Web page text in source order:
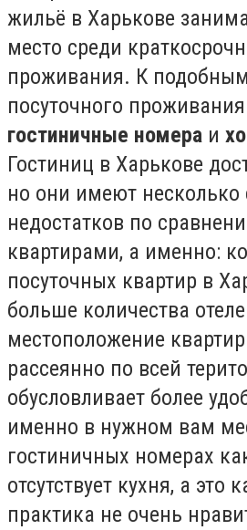
жильё в Харькове
место среди
проживания. К
посуточного
гостиничные номера и
Гостиниц в Харькове
но они имеют несколько
недостатков по
квартирами, а именно:
посуточных квартир в
больше количества
местоположение
рассеянно по всей
обусловливает более
именно в нужном вам
гостиничных номерах
отсутствует кухня, а это
практика не очень